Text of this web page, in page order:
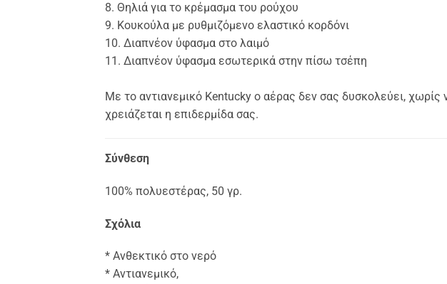
8. Θηλιά για το κρέμασμα του ρούχου
9. Κουκούλα με ρυθμιζόμενο ελαστικό κορδόνι
10. Διαπνέον ύφασμα στο λαιμό
11. Διαπνέον ύφασμα εσωτερικά στην πίσω τσέπη
Με το αντιανεμικό Kentucky ο αέρας δεν σας δυσκολεύει, χωρίς
χρειάζεται η επιδερμίδα σας.
Σύνθεση
100% πολυεστέρας, 50 γρ.
Σχόλια
* Ανθεκτικό στο νερό
* Αντιανεμικό,